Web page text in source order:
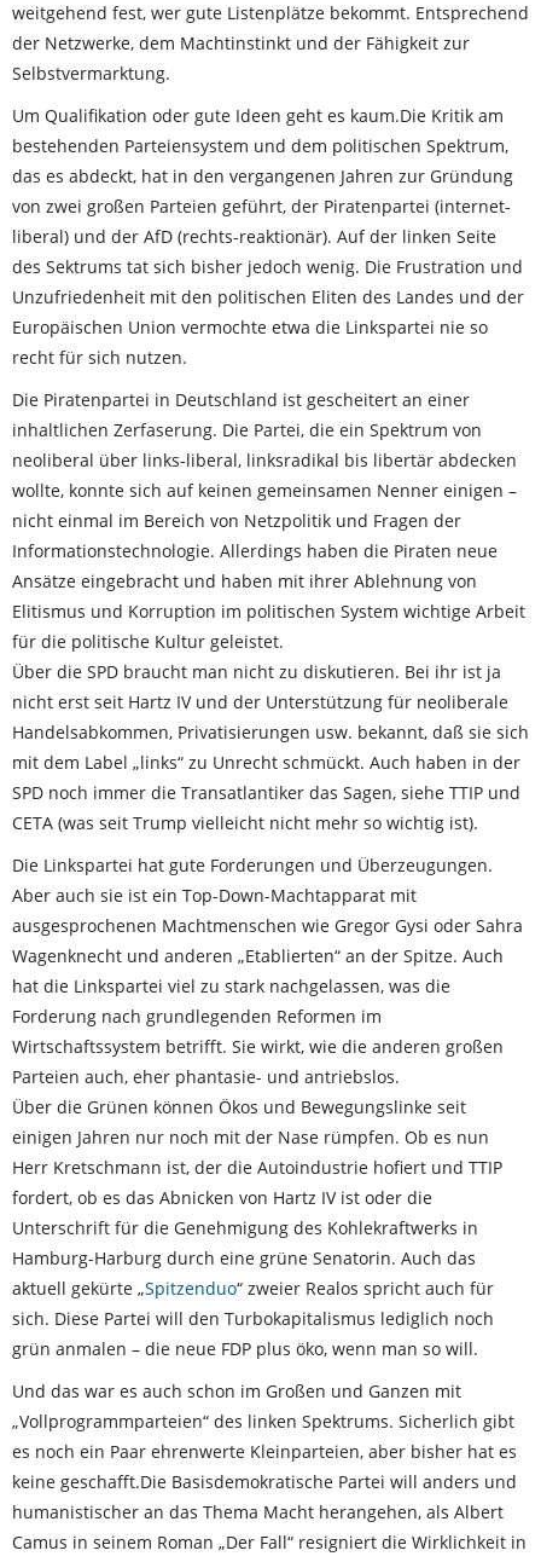
weitgehend fest, wer gute Listenplätze bekommt. Entsprechend
der Netzwerke, dem Machtinstinkt und der Fähigkeit zur
Selbstvermarktung.
Um Qualifikation oder gute Ideen geht es kaum.Die Kritik am
bestehenden Parteiensystem und dem politischen Spektrum,
das es abdeckt, hat in den vergangenen Jahren zur Gründung
von zwei großen Parteien geführt, der Piratenpartei (internet-
liberal) und der AfD (rechts-reaktionär). Auf der linken Seite
des Sektrums tat sich bisher jedoch wenig. Die Frustration und
Unzufriedenheit mit den politischen Eliten des Landes und der
Europäischen Union vermochte etwa die Linkspartei nie so
recht für sich nutzen.
Die Piratenpartei in Deutschland ist gescheitert an einer
inhaltlichen Zerfaserung. Die Partei, die ein Spektrum von
neoliberal über links-liberal, linksradikal bis libertär abdecken
wollte, konnte sich auf keinen gemeinsamen Nenner einigen –
nicht einmal im Bereich von Netzpolitik und Fragen der
Informationstechnologie. Allerdings haben die Piraten neue
Ansätze eingebracht und haben mit ihrer Ablehnung von
Elitismus und Korruption im politischen System wichtige Arbeit
für die politische Kultur geleistet.
Über die SPD braucht man nicht zu diskutieren. Bei ihr ist ja
nicht erst seit Hartz IV und der Unterstützung für neoliberale
Handelsabkommen, Privatisierungen usw. bekannt, daß sie sich
mit dem Label „links“ zu Unrecht schmückt. Auch haben in der
SPD noch immer die Transatlantiker das Sagen, siehe TTIP und
CETA (was seit Trump vielleicht nicht mehr so wichtig ist).
Die Linkspartei hat gute Forderungen und Überzeugungen.
Aber auch sie ist ein Top-Down-Machtapparat mit
ausgesprochenen Machtmenschen wie Gregor Gysi oder Sahra
Wagenknecht und anderen „Etablierten“ an der Spitze. Auch
hat die Linkspartei viel zu stark nachgelassen, was die
Forderung nach grundlegenden Reformen im
Wirtschaftssystem betrifft. Sie wirkt, wie die anderen großen
Parteien auch, eher phantasie- und antriebslos.
Über die Grünen können Ökos und Bewegungslinke seit
einigen Jahren nur noch mit der Nase rümpfen. Ob es nun
Herr Kretschmann ist, der die Autoindustrie hofiert und TTIP
fordert, ob es das Abnicken von Hartz IV ist oder die
Unterschrift für die Genehmigung des Kohlekraftwerks in
Hamburg-Harburg durch eine grüne Senatorin. Auch das
aktuell gekürte „Spitzenduo“ zweier Realos spricht auch für
sich. Diese Partei will den Turbokapitalismus lediglich noch
grün anmalen – die neue FDP plus öko, wenn man so will.
Und das war es auch schon im Großen und Ganzen mit
„Vollprogrammparteien“ des linken Spektrums. Sicherlich gibt
es noch ein Paar ehrenwerte Kleinparteien, aber bisher hat es
keine geschafft.Die Basisdemokratische Partei will anders und
humanistischer an das Thema Macht herangehen, als Albert
Camus in seinem Roman „Der Fall“ resigniert die Wirklichkeit in